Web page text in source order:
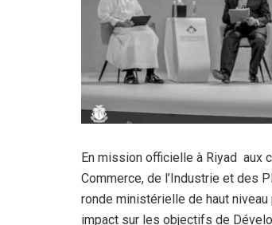
En mission officielle à Riyad aux
Commerce, de l’Industrie et des
ronde ministérielle de haut
impact sur les objectifs de